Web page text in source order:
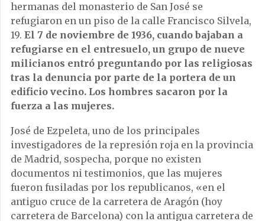
hermanas del monasterio de San José se
refugiaron en un piso de la calle Francisco Silvela,
19. El 7 de noviembre de 1936, cuando bajaban a
refugiarse en el entresuelo, un grupo de nueve
milicianos entró preguntando por las religiosas
tras la denuncia por parte de la portera de un
edificio vecino. Los hombres sacaron por la
fuerza a las mujeres.
José de Ezpeleta, uno de los principales
investigadores de la represión roja en la provincia
de Madrid, sospecha, porque no existen
documentos ni testimonios, que las mujeres
fueron fusiladas por los republicanos, «en el
antiguo cruce de la carretera de Aragón (hoy
carretera de Barcelona) con la antigua carretera de